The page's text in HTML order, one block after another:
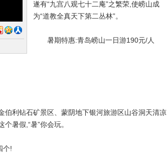
遂有“九宫八观七十二庵”之繁荣,使崂山成
为“道教全真天下第二丛林”。
暑期特惠:青岛崂山一日游190元/人
利钻石矿景区、蒙阴地下银河旅游区山谷洞天清凉
暑假,“暑”你会玩。
个!